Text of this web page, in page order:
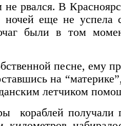
рвался. В
еще не успела
были в том
песне, ему
на
летчиком
кораблей получали